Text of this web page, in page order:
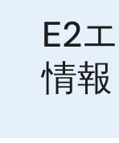
パ
ン
く
E2
情報